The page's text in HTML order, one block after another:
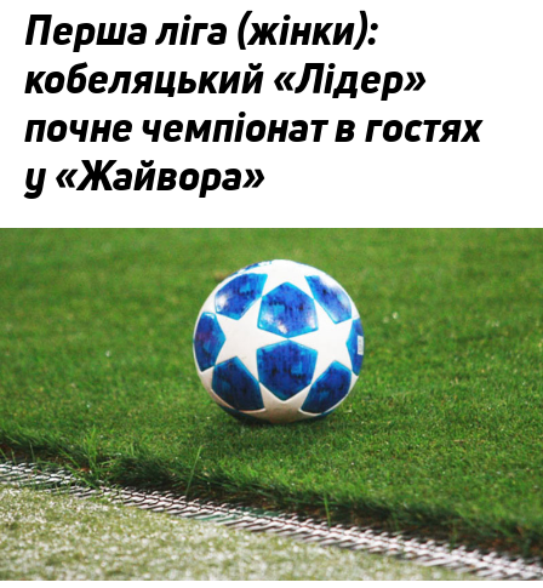
Перша ліга (жінки):
кобеляцький «Лідер»
почне чемпіонат в гостях
у «Жайвора»